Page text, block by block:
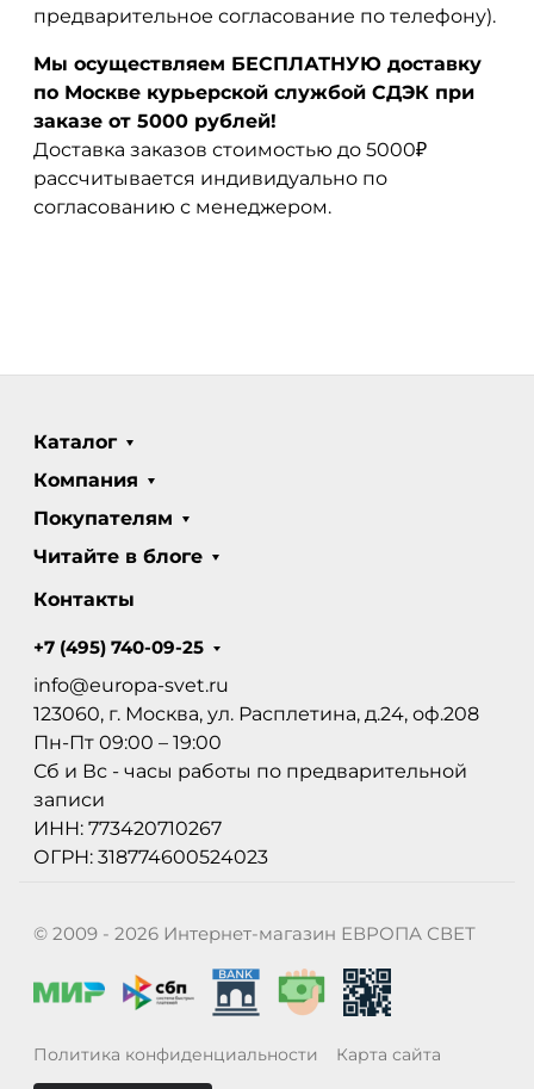
предварительное согласование по телефону).
Мы осуществляем БЕСПЛАТНУЮ доставку
по Москве курьерской службой СДЭК при
заказе от 5000 рублей!
Доставка заказов стоимостью до 5000₽
рассчитывается индивидуально по
согласованию с менеджером.
Каталог
Компания
Покупателям
Читайте в блоге
Контакты
+7 (495) 740-09-25
info@europa-svet.ru
123060, г. Москва, ул. Расплетина, д.24, оф.208
Пн-Пт 09:00 – 19:00
Сб и Вс - часы работы по предварительной
записи
ИНН: 773420710267
ОГРН: 318774600524023
© 2009 - 2026 Интернет-магазин ЕВРОПА СВЕТ
Политика конфиденциальности Карта сайта